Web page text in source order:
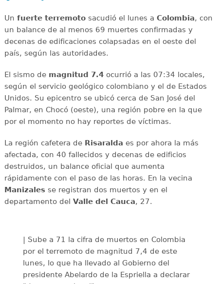
Un fuerte terremotosacudió el lunes a Colombia, con
un balance de al menos 69 muertes confirmadas y
decenas de edificaciones colapsadas en el oeste del
país, según las autoridades.
El sismo de magnitud 7.4ocurrió a las 07:34 locales,
según el servicio geológico colombiano y el de Estados
Unidos. Su epicentro se ubicó cerca de San José del
Palmar, en Chocó (oeste), una región pobre en la que
por el momento no hay reportes de víctimas.
La región cafetera de Risaralda es por ahora la más
afectada, con 40 fallecidos y decenas de edificios
destruidos, un balance oficial que aumenta
rápidamente con el paso de las horas. En la vecina
Manizalesse registran dos muertos y en el
departamento del Valle del Cauca, 27.
| Sube a 71 la cifra de muertos en Colombia
por el terremoto de magnitud 7,4 de este
lunes, lo que ha llevado al Gobierno del
presidente Abelardo de la Espriella a declarar